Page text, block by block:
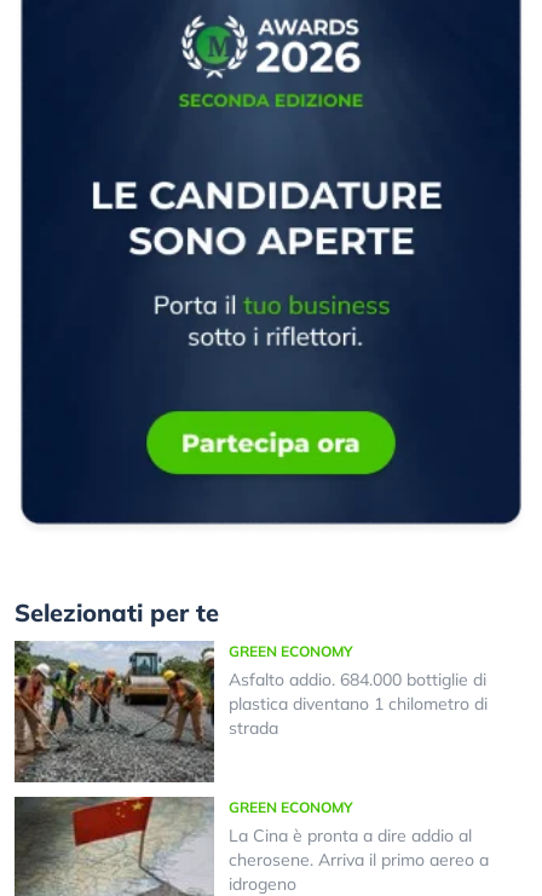
Selezionati per te
GREEN ECONOMY
Asfalto addio. 684.000 bottiglie di
plastica diventano 1 chilometro di
strada
GREEN ECONOMY
La Cina è pronta a dire addio al
cherosene. Arriva il primo aereo a
idrogeno